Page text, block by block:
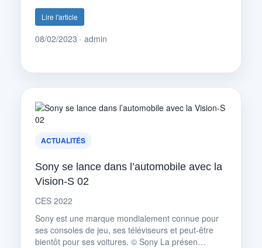
Lire l'article
08/02/2023 · admin
ACTUALITÉS
Sony se lance dans l’automobile avec la
Vision-S 02
CES 2022
Sony est une marque mondialement connue pour
ses consoles de jeu, ses téléviseurs et peut-être
bientôt pour ses voitures. © Sony La présen…